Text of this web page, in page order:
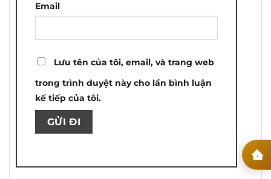
Email
Lưu tên của tôi, email, và trang web
trong trình duyệt này cho lần bình luận
kế tiếp của tôi.